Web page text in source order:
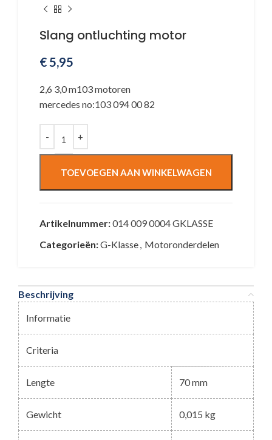
Slang ontluchting motor
€5,95
2,6 3,0 m103 motoren
mercedes no:103 094 00 82
TOEVOEGEN AAN WINKELWAGEN
Artikelnummer:014 009 0004 GKLASSE
Categorieën:G-Klasse, Motoronderdelen
Beschrijving
Criteria
Lengte 70 mm
Gewicht 0,015 kg
Informatie